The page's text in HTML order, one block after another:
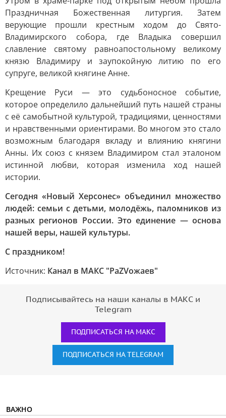
Праздничная Божественная литургия. Затем
верующие прошли крестным ходом до Свято-
Владимирского собора, где Владыка совершил
славление святому равноапостольному великому
князю Владимиру и заупокойную литию по его
супруге, великой княгине Анне.
Крещение Руси — это судьбоносное событие,
которое определило дальнейший путь нашей страны
с её самобытной культурой, традициями, ценностями
и нравственными ориентирами. Во многом это стало
возможным благодаря вкладу и влиянию княгини
Анны. Их союз с князем Владимиром стал эталоном
истинной любви, которая изменила ход нашей
истории.
Сегодня «Новый Херсонес» объединил множество
людей: семьи с детьми, молодёжь, паломников из
разных регионов России. Это единение — основа
нашей веры, нашей культуры.
С праздником!
Источник: Канал в МАКС "РаZVожаев"
Подписывайтесь на наши каналы в МАКС и
Telegram
ПОДПИСАТЬСЯ НА МАКС
ПОДПИСАТЬСЯ НА TELEGRAM
ВАЖНО